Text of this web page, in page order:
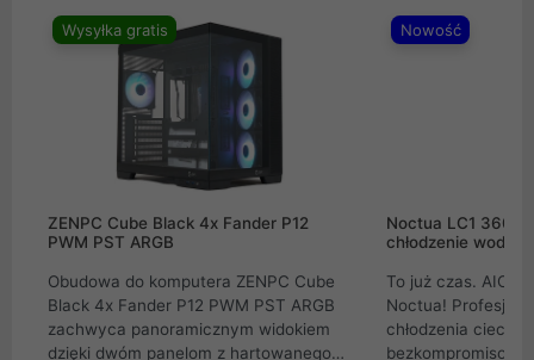
Wysyłka gratis
ZENPC Cube Black 4x Fander P12
PWM PST ARGB
Obudowa do komputera ZENPC Cube
Black 4x Fander P12 PWM PST ARGB
zachwyca panoramicznym widokiem
dzięki dwóm panelom z hartowanego
Nowość
Noctua LC1
chłodzenie wodne
To już czas. AIO
Noctua!
chłodzenia cieczą